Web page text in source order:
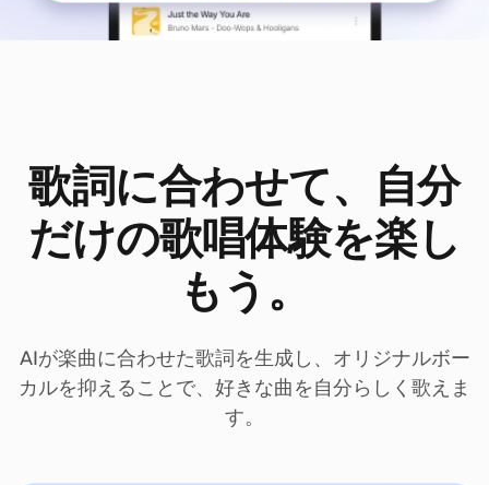
歌詞に合わせて、自分
だけの歌唱体験を楽し
もう。
AIが楽曲に合わせた歌詞を生成し、オリジナルボー
カルを抑えることで、好きな曲を自分らしく歌えま
す。